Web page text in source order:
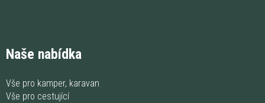
Naše nabídka
Vše pro kamper, karavan
Vše pro cestující